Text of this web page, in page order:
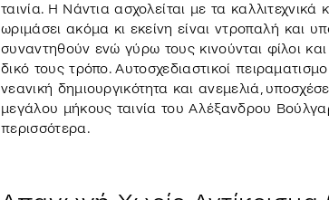
ταινία. Η Νάντια ασχολείται με τα καλλιτεχνικά
ωριμάσει ακόμα κι εκείνη είναι ντροπαλή και
συναντηθούν ενώ γύρω τους κινούνται φίλοι
δικό τους τρόπο. Αυτοσχεδιαστικοί
νεανική δημιουργικότητα και ανεμελιά,
μεγάλου μήκους ταινία του Αλέξανδρου
περισσότερα.